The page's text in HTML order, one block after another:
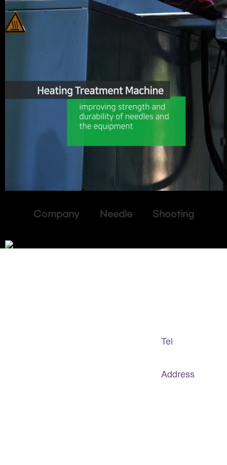
Company Needle Shooting
Tel
Address